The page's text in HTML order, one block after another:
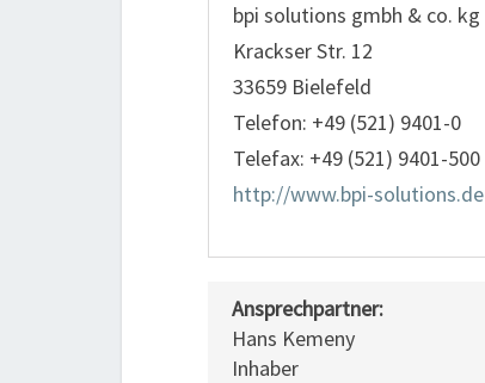
bpi solutions gmbh & co. kg
Krackser Str. 12
33659 Bielefeld
Telefon: +49 (521) 9401-0
Telefax: +49 (521) 9401-500
http://www.bpi-solutions.de
Ansprechpartner:
Hans Kemeny
Inhaber